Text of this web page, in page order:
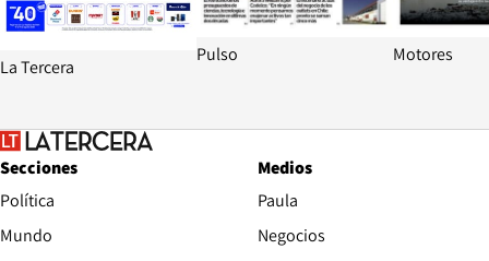
La Tercera
Pulso Motores
Secciones
Política
Mundo
Medios
Paula
Negocios